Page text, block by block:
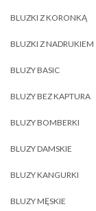
BLUZKI Z KORONKĄ
BLUZKI Z NADRUKIEM
BLUZY BASIC
BLUZY BEZ KAPTURA
BLUZY BOMBERKI
BLUZY DAMSKIE
BLUZY KANGURKI
BLUZY MĘSKIE